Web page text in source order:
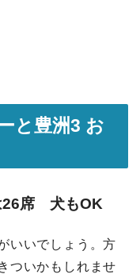
と豊洲3 お
26席 犬もOK
いいでしょう。方
ついかもしれませ